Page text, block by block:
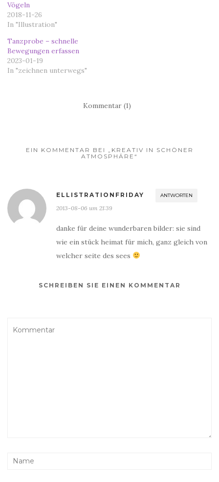
Vögeln
2018-11-26
In "Illustration"
Tanzprobe – schnelle
Bewegungen erfassen
2023-01-19
In "zeichnen unterwegs"
Kommentar (1)
EIN KOMMENTAR BEI „KREATIV IN SCHÖNER
ATMOSPHÄRE“
ELLISTRATIONFRIDAY ANTWORTEN
2013-08-06 um 21:39
danke für deine wunderbaren bilder: sie sind
wie ein stück heimat für mich, ganz gleich von
welcher seite des sees
SCHREIBEN SIE EINEN KOMMENTAR